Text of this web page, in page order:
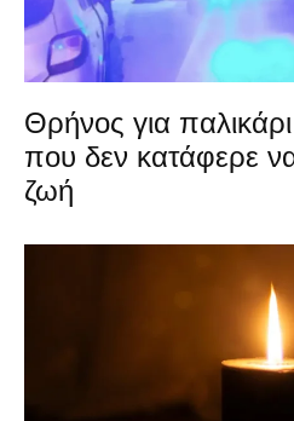
Θρήνος για
που δεν κατάφερε
ζωή